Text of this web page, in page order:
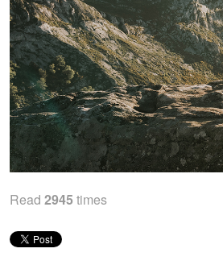
Read 2945 times